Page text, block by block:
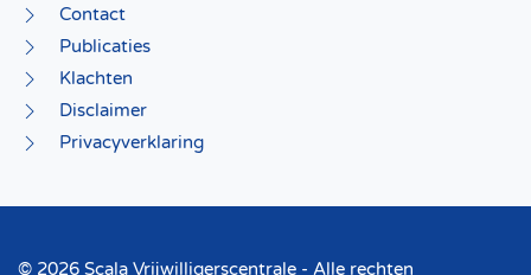
Contact
Publicaties
Klachten
Disclaimer
Privacyverklaring
© 2026 Scala Vrijwilligerscentrale - Alle rechten